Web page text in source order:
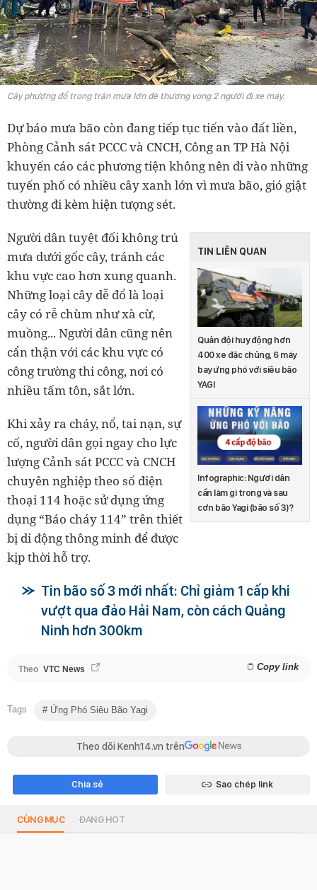
Cây phượng đổ trong trận mưa lớn đè thương vong 2 người đi xe máy.
Dự báo mưa bão còn đang tiếp tục tiến vào đất liền,
Phòng Cảnh sát PCCC và CNCH, Công an TP Hà Nội
khuyến cáo các phương tiện không nên đi vào những
tuyến phố có nhiều cây xanh lớn vì mưa bão, gió giật
thường đi kèm hiện tượng sét.
TIN LIÊN QUAN
Quân đội huy động hơn
400 xe đặc chủng, 6 máy
bay ứng phó với siêu bão
YAGI
Infographic: Người dân
cần làm gì trong và sau
cơn bão Yagi (bão số 3)?
Người dân tuyệt đối không trú
mưa dưới gốc cây, tránh các
khu vực cao hơn xung quanh.
Những loại cây dễ đổ là loại
cây có rễ chùm như xà cừ,
muồng... Người dân cũng nên
cẩn thận với các khu vực có
công trường thi công, nơi có
nhiều tấm tôn, sắt lớn.
Khi xảy ra cháy, nổ, tai nạn, sự
cố, người dân gọi ngay cho lực
lượng Cảnh sát PCCC và CNCH
chuyên nghiệp theo số điện
thoại 114 hoặc sử dụng ứng
dụng “Báo cháy 114” trên thiết
bị di động thông minh để được
kịp thời hỗ trợ.
Tin bão số 3 mới nhất: Chỉ giảm 1 cấp khi
vượt qua đảo Hải Nam, còn cách Quảng
Ninh hơn 300km
Theo VTC News Copy link
Tags Ứng Phó Siêu Bão Yagi
Theo dõi Kenh14.vn trên
Chia sẻ Sao chép link
CÙNG MỤC ĐANG HOT